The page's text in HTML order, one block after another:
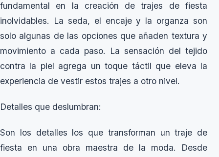
fundamental en la creación de trajes de fiesta
inolvidables. La seda, el encaje y la organza son
solo algunas de las opciones que añaden textura y
movimiento a cada paso. La sensación del tejido
contra la piel agrega un toque táctil que eleva la
experiencia de vestir estos trajes a otro nivel.
Detalles que deslumbran:
Son los detalles los que transforman un traje de
fiesta en una obra maestra de la moda. Desde